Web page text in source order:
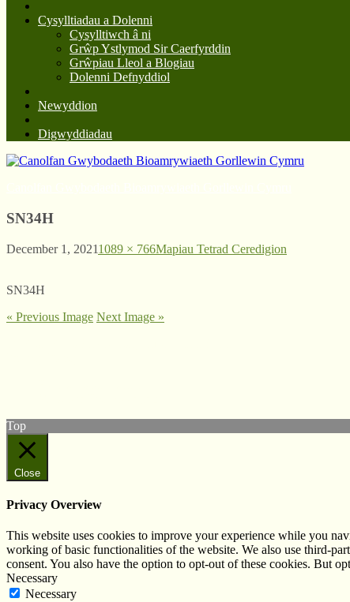
Cysylltiadau a Dolenni
Cysylltiwch â ni
Grŵp Ystlymod Sir Caerfyrddin
Grŵpiau Lleol a Blogiau
Dolenni Defnyddiol
Newyddion
Digwyddiadau
SN34H
December 1, 20211089 × 766Mapiau Tetrad Ceredigion
SN34H
« Previous Image Next Image »
Top
Close
Privacy Overview
This website uses cookies to improve your experience while you
working of basic functionalities of the website. We also use third-
consent. You also have the option to opt-out of these cookies. But
Necessary
Necessary